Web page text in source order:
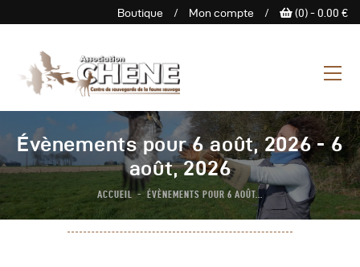
Boutique / Mon compte / (0) - 0.00 €
Évènements pour 6 août, 2026 - 6
août, 2026
ACCUEIL ÉVÈNEMENTS POUR 6 AOÛT...
ASSOCIATION CHENE
Centre de Sauvegarde de la
faune sauvage
L’Association
Centre De Sauvegarde
Espace Découverte
Nous Soutenir